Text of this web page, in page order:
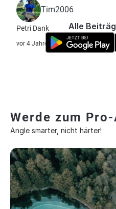
Tim2006
Petri Dank
vor 4 Jahre
Alle
Werde zum
Angle smarter, nicht härter!